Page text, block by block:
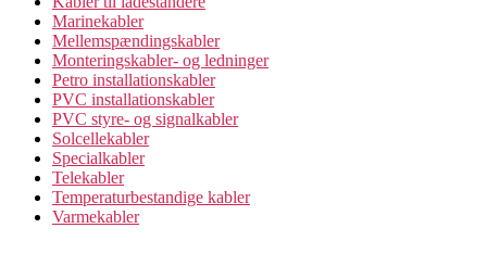
Marinekabler
Mellemspændingskabler
Monteringskabler- og ledninger
Petro installationskabler
PVC installationskabler
PVC styre- og signalkabler
Solcellekabler
Specialkabler
Telekabler
Temperaturbestandige kabler
Varmekabler